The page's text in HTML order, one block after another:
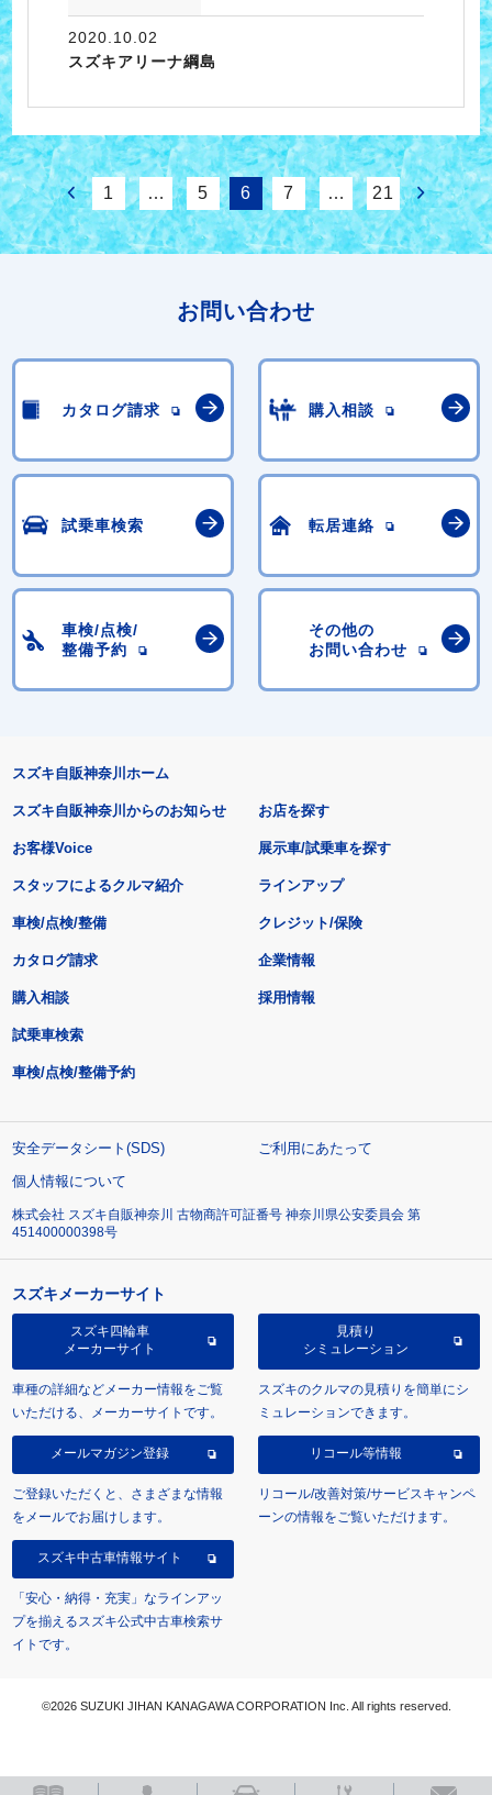
2020.10.02
スズキアリーナ綱島
1 … 5 6 7 … 21
お問い合わせ
カタログ請求 購入相談
試乗車検索 転居連絡
車検/点検/
整備予約
その他の
お問い合わせ
スズキ自販神奈川ホーム
スズキ自販神奈川からのお知らせ
お客様Voice
スタッフによるクルマ紹介
お店を探す
展示車/試乗車を探す
ラインアップ
車検/点検/整備 クレジット/保険
カタログ請求
購入相談
試乗車検索
車検/点検/整備予約
企業情報
採用情報
安全データシート(SDS)
ご利用にあたって
個人情報について
株式会社 スズキ自販神奈川 古物商許可証番号 神奈川県公安委員会 第
451400000398号
スズキメーカーサイト
スズキ四輪車
メーカーサイト
車種の詳細などメーカー情報をご覧
いただける、メーカーサイトです。
見積り
シミュレーション
スズキのクルマの見積りを簡単にシ
ミュレーションできます。
メールマガジン登録
ご登録いただくと、さまざまな情報
をメールでお届けします。
リコール等情報
リコール/改善対策/サービスキャンペ
ーンの情報をご覧いただけます。
スズキ中古車情報サイト
「安心・納得・充実」なラインアッ
プを揃えるスズキ公式中古車検索サ
イトです。
©2026 SUZUKI JIHAN KANAGAWA CORPORATION Inc. All rights reserved.